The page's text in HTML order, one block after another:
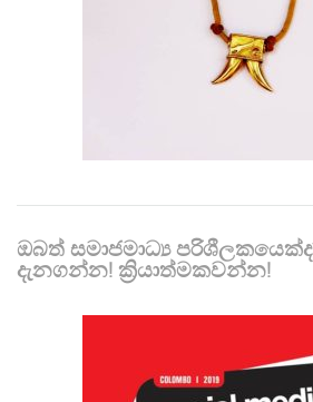
ඔබත් සමාජමාධ්‍ය
දැනගන්න! ක්‍රියාත්මකවන්න!